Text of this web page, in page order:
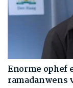
Enorme ophef
ramadanwens